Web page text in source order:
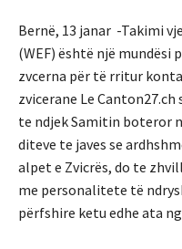
Bernë, 13 janar -Takimi
(WEF) është një
zvcerna për të rritur
zvicerane Le
te ndjek Samitin boteror
diteve te javes se
alpet e Zvicrës, do te
me personalitete të
përfshire ketu edhe ata